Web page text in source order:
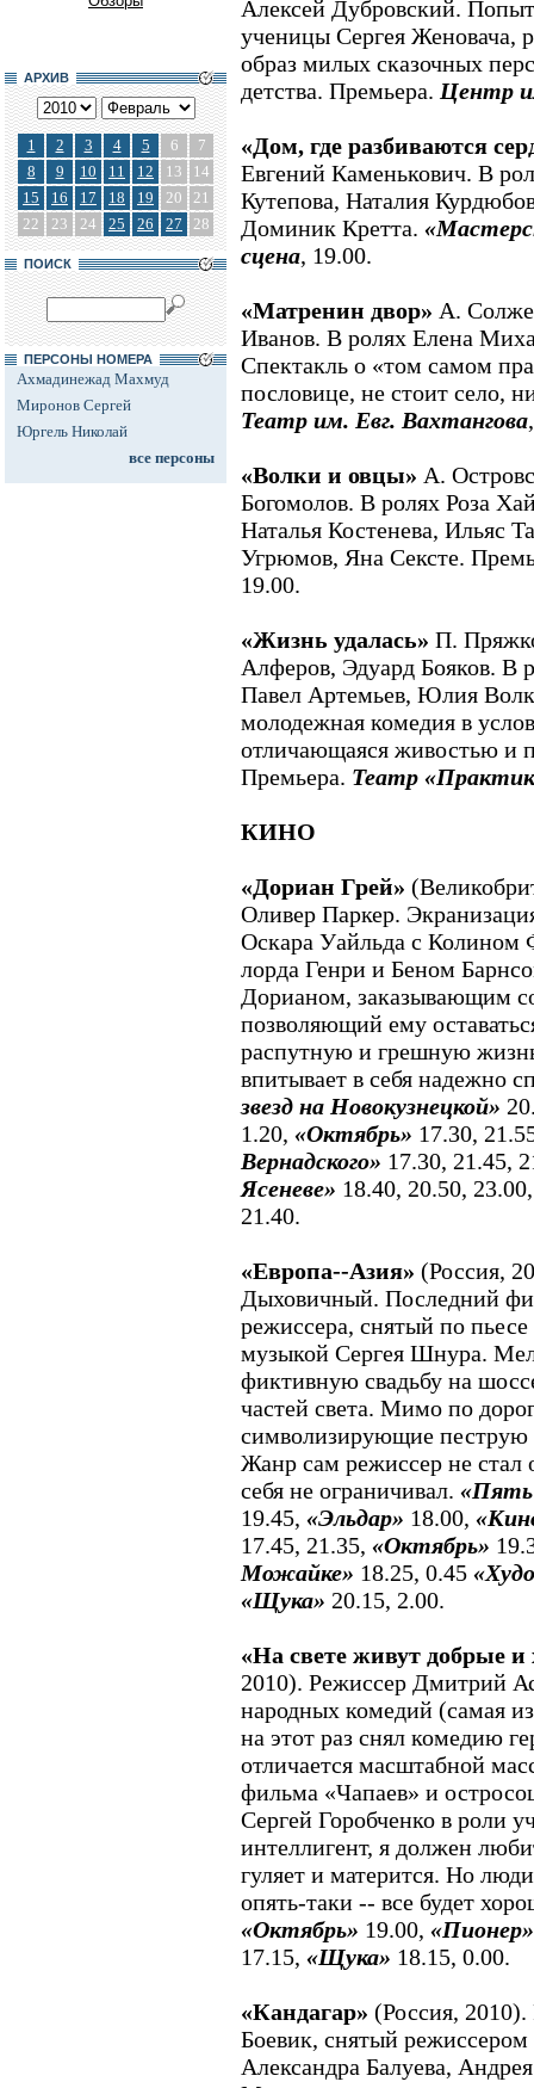
АРХИВ
1 2 3 4 5 6
7
8
9 10 11 12 13
14
15
16 17 18 19 20
21
22
23 24 25 26 27 28
ПОИСК
ПЕРСОНЫ НОМЕРА
Ахмадинежад Махмуд
Миронов Сергей
Юргель Николай
все персоны
Алексей Дубровский.
ученицы Сергея Женовача,
образ милых сказочных
детства. Премьера. Центр
«Дом, где разбиваются
Евгений Каменькович. В
Кутепова, Наталия
Доминик Кретта.
сцена, 19.00.
«Матренин двор» А.
Иванов. В ролях Елена
Спектакль о «том самом
пословице, не стоит село,
Театр им. Евг. Вахтангова
«Волки и овцы» А.
Богомолов. В ролях Роза
Наталья Костенева, Ильяс
Угрюмов, Яна Сексте.
19.00.
«Жизнь удалась» П.
Алферов, Эдуард Бояков. В
Павел Артемьев, Юлия
молодежная комедия в
отличающаяся живостью и
Премьера. Театр
КИНО
«Дориан Грей»
Оливер Паркер.
Оскара Уайльда с Колином
лорда Генри и Беном
Дорианом, заказывающим
позволяющий ему
распутную и грешную
впитывает в себя надежно
звезд на Новокузнецкой»
1.20, «Октябрь» 17.30,
Вернадского» 17.30, 21.45,
Ясеневе» 18.40, 20.50,
21.40.
«Европа--Азия» (Россия,
Дыховичный. Последний
режиссера, снятый по
музыкой Сергея Шнура.
фиктивную свадьбу на
частей света. Мимо по
символизирующие пеструю
Жанр сам режиссер не стал
себя не ограничивал. «Пять
19.45, «Эльдар» 18.00,
17.45, 21.35, «Октябрь»
Можайке» 18.25, 0.45
«Щука» 20.15, 2.00.
«На свете живут добрые
2010). Режиссер Дмитрий
народных комедий (самая
на этот раз снял комедию
отличается масштабной
фильма «Чапаев» и
Сергей Горобченко в роли
интеллигент, я должен
гуляет и матерится. Но
опять-таки -- все будет
«Октябрь» 19.00, «Пионер»
17.15, «Щука» 18.15, 0.00.
«Кандагар» (Россия,
Боевик, снятый
Александра Балуева,